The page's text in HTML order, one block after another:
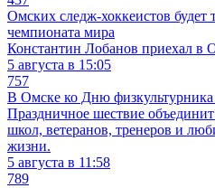
Омских следж-хоккеистов будет
чемпионата мира
Константин Лобанов приехал в
5 августа в 15:05
757
В Омске ко Дню физкультурника
Праздничное шествие
школ, ветеранов, тренеров и
жизни.
5 августа в 11:58
789